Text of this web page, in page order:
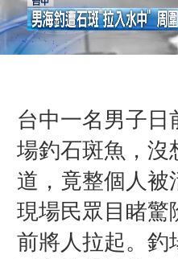
台中一名男子日
場釣石斑魚，沒
道，竟整個人被
現場民眾目睹驚
前將人拉起。釣